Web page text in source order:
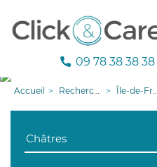
09 78 38 38 38
Accueil Recherche aide à domicile Île-de-France